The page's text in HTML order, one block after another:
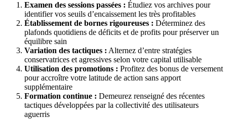
Examen des sessions passées : Étudiez vos archives pour
identifier vos seuils d’encaissement les très profitables
Établissement de bornes rigoureuses : Déterminez des
plafonds quotidiens de déficits et de profits pour préserver un
équilibre sain
Variation des tactiques : Alternez d’entre stratégies
conservatrices et agressives selon votre capital utilisable
Utilisation des promotions : Profitez des bonus de versement
pour accroître votre latitude de action sans apport
supplémentaire
Formation continue : Demeurez renseigné des récentes
tactiques développées par la collectivité des utilisateurs
aguerris